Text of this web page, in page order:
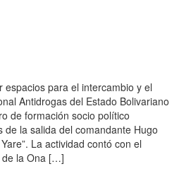
espacios para el intercambio y el
Antidrogas del Estado Bolivariano
de formación socio político
de la salida del comandante Hugo
La actividad contó con el
de la Ona […]